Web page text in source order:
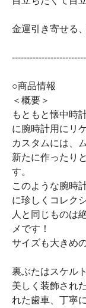
金運引き寄せる
○商品情報
＜概要＞
もともと懐中時
に腕時計用にリ
カスタムには、
新たに作ったり
す。
このような腕時
に珍しくコレク
人と同じものは
メです！
サイズも大きめ
裏ぶたはスケル
美しく装飾され
れた歯車、丁寧